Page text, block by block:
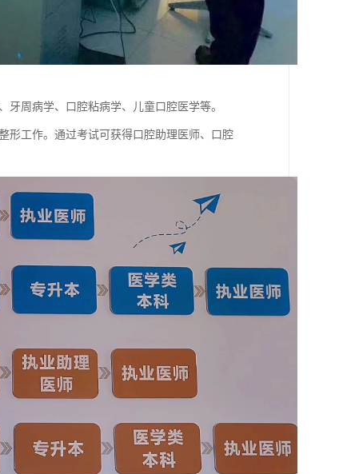
周病学、口腔粘病学、儿童口腔医学等。
形工作。通过考试可获得口腔助理医师、口腔